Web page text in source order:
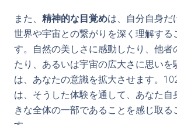
また、 精神的な目覚めは、自分自身だ
世界や宇宙との繋がりを深く理解する
す。自然の美しさに感動したり、他者
たり、あるいは宇宙の広大さに思いを
は、あなたの意識を拡大させます。
は、そうした体験を通して、あなた自
きな全体の一部であることを感じ取る